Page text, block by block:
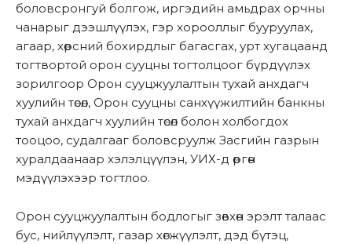
боловсронгуй болгож, иргэдийн амьдрах орчны
чанарыг дээшлүүлэх, гэр хорооллыг бууруулах,
агаар, хөрсний бохирдлыг багасгах, урт хугацаанд
тогтвортой орон сууцны тогтолцоог бүрдүүлэх
зорилгоор Орон сууцжуулалтын тухай анхдагч
хуулийн төсөл, Орон сууцны санхүүжилтийн банкны
тухай анхдагч хуулийн төсөл болон холбогдох
тооцоо, судалгааг боловсруулж Засгийн газрын
хуралдаанаар хэлэлцүүлэн, УИХ-д өргөн
мэдүүлэхээр тогтлоо.
Орон сууцжуулалтын бодлогыг зөвхөн эрэлт талаас
бус, нийлүүлэлт, газар хөгжүүлэлт, дэд бүтэц,